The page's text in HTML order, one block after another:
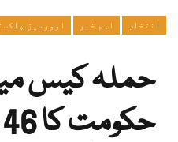
انتخاب اہم خبر اوورسیز
حملہ کیس